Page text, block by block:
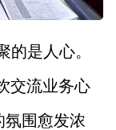
的是人心。
交流业务心
氛围愈发浓